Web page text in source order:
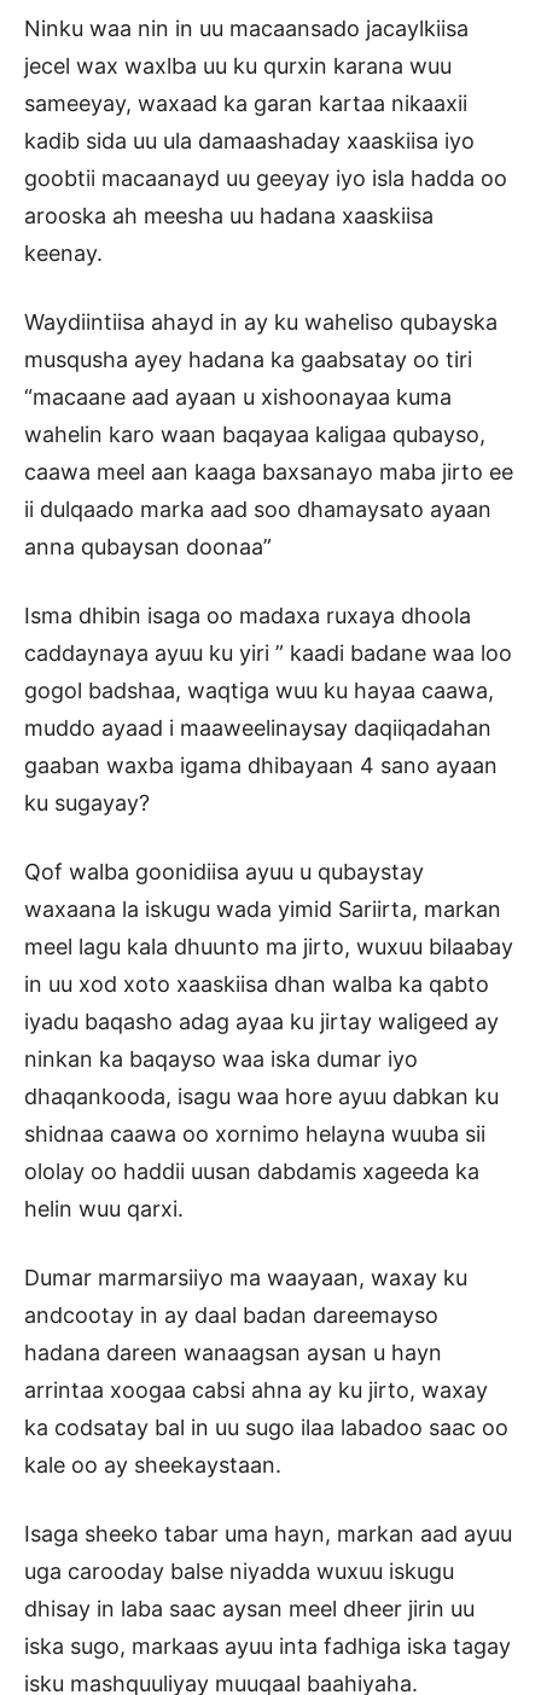
Ninku waa nin in uu macaansado jacaylkiisa
jecel wax waxlba uu ku qurxin karana wuu
sameeyay, waxaad ka garan kartaa nikaaxii
kadib sida uu ula damaashaday xaaskiisa iyo
goobtii macaanayd uu geeyay iyo isla hadda oo
arooska ah meesha uu hadana xaaskiisa
keenay.
Waydiintiisa ahayd in ay ku waheliso qubayska
musqusha ayey hadana ka gaabsatay oo tiri
“macaane aad ayaan u xishoonayaa kuma
wahelin karo waan baqayaa kaligaa qubayso,
caawa meel aan kaaga baxsanayo maba jirto ee
ii dulqaado marka aad soo dhamaysato ayaan
anna qubaysan doonaa”
Isma dhibin isaga oo madaxa ruxaya dhoola
caddaynaya ayuu ku yiri ” kaadi badane waa loo
gogol badshaa, waqtiga wuu ku hayaa caawa,
muddo ayaad i maaweelinaysay daqiiqadahan
gaaban waxba igama dhibayaan 4 sano ayaan
ku sugayay?
Qof walba goonidiisa ayuu u qubaystay
waxaana la iskugu wada yimid Sariirta, markan
meel lagu kala dhuunto ma jirto, wuxuu bilaabay
in uu xod xoto xaaskiisa dhan walba ka qabto
iyadu baqasho adag ayaa ku jirtay waligeed ay
ninkan ka baqayso waa iska dumar iyo
dhaqankooda, isagu waa hore ayuu dabkan ku
shidnaa caawa oo xornimo helayna wuuba sii
ololay oo haddii uusan dabdamis xageeda ka
helin wuu qarxi.
Dumar marmarsiiyo ma waayaan, waxay ku
andcootay in ay daal badan dareemayso
hadana dareen wanaagsan aysan u hayn
arrintaa xoogaa cabsi ahna ay ku jirto, waxay
ka codsatay bal in uu sugo ilaa labadoo saac oo
kale oo ay sheekaystaan.
Isaga sheeko tabar uma hayn, markan aad ayuu
uga carooday balse niyadda wuxuu iskugu
dhisay in laba saac aysan meel dheer jirin uu
iska sugo, markaas ayuu inta fadhiga iska tagay
isku mashquuliyay muuqaal baahiyaha.